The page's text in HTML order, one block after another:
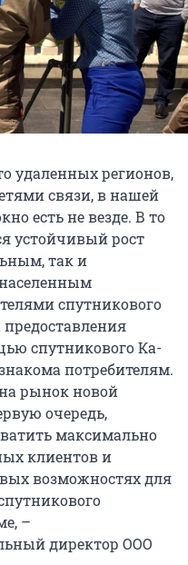
удаленных регионов,
связи, в нашей
есть не везде. В то
устойчивый рост
так и
спутникового
предоставления
спутникового Ка-
потребителям.
рынок новой
очередь,
максимально
клиентов и
возможностях для
–
директор ООО